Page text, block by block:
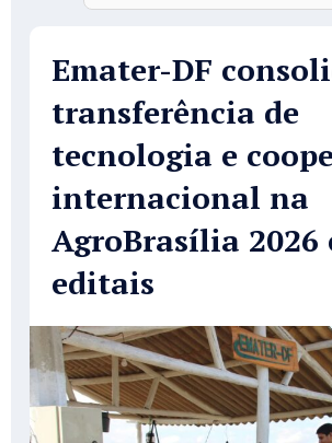
Emater-DF
transferência de
tecnologia e
internacional na
AgroBrasília 2026
editais